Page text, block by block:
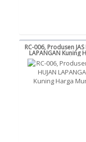
RC-006, Produsen JAS
LAPANGAN Kuning
Murah